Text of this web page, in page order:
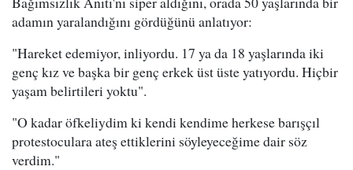
adamın yaralandığını gördüğünü anlatıyor:
"Hareket edemiyor, inliyordu. 17 ya da 18 yaşlarında iki
genç kız ve başka bir genç erkek üst üste yatıyordu. Hiçbir
yaşam belirtileri yoktu".
"O kadar öfkeliydim ki kendi kendime herkese barışçıl
protestoculara ateş ettiklerini söyleyeceğime dair söz
verdim."